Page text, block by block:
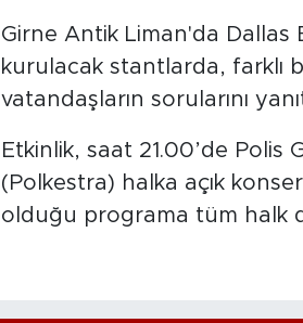
Girne Antik Liman'da Dallas
kurulacak stantlarda, farklı
vatandaşların sorularını
Etkinlik, saat 21.00’de Polis
(Polkestra) halka açık
olduğu programa tüm halk